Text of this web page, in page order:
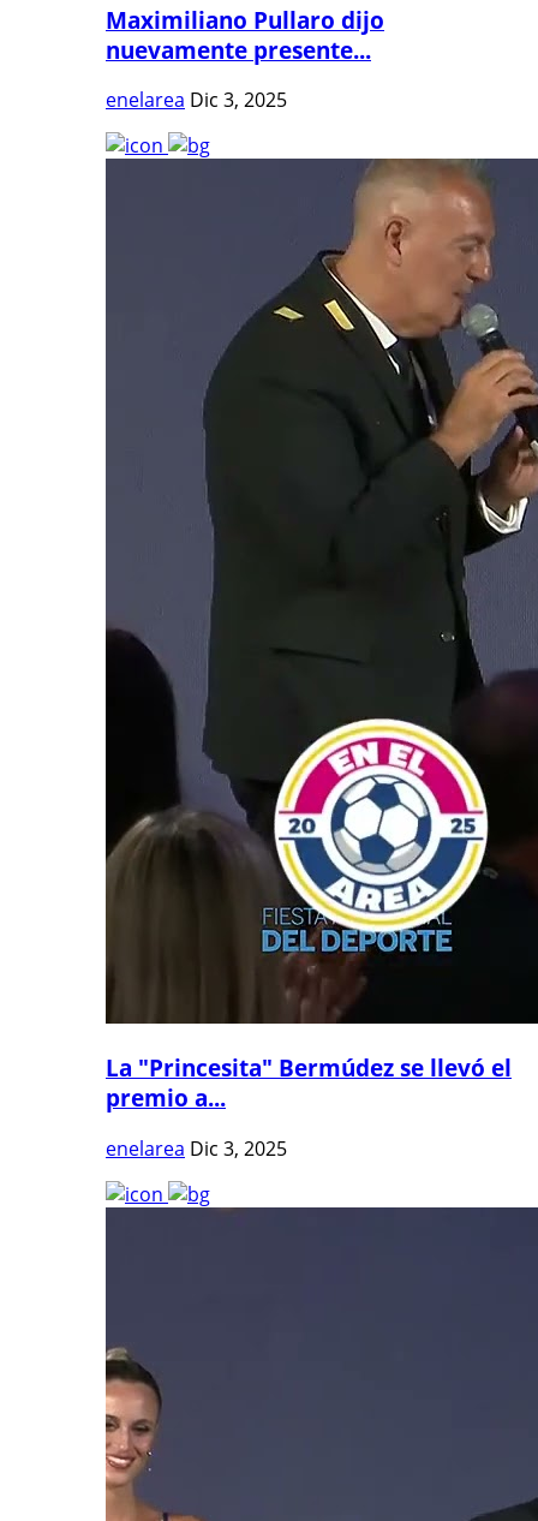
Maximiliano Pullaro dijo
nuevamente presente...
enelarea Dic 3, 2025
La "Princesita" Bermúdez se llevó el
premio a...
enelarea Dic 3, 2025